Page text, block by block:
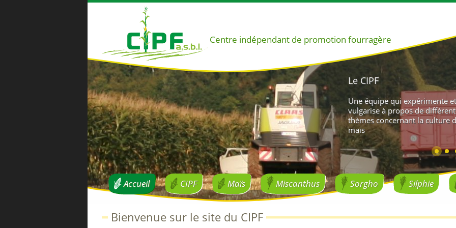
Centre indépendant de promotion fourragère
Le CIPF
Une équipe qui expérimente et
vulgarise à propos de
thèmes concernant la culture
maïs
Rôles du CIPF
Le CIPF
Une équipe qui expérimente et
vulgarise à propos de
thèmes concernant la culture
miscanthus.
Le CIPF
Accueil CIPF Maïs Miscanthus Sorgho Silphie
Bienvenue sur le site du CIPF